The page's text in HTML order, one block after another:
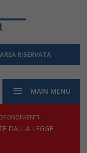
AREA RISERVATA
MAIN MENU
DALLA LEGGE